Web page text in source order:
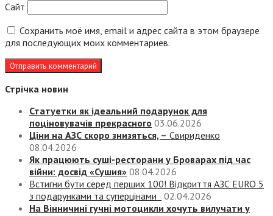
Сайт
Сохранить моё имя, email и адрес сайта в этом браузере
для последующих моих комментариев.
Стрічка новин
Статуетки як ідеальний подарунок для
поціновувачів прекрасного 03.06.2026
Ціни на АЗС скоро знизяться, – Свириденко
08.04.2026
Як працюють суші-ресторани у Броварах під час
війни: досвід «Сушия» 08.04.2026
Встигни бути серед перших 100! Відкриття АЗС EURO 5
з подарунками та суперцінами
02.04.2026
На Вінничині гучні мотоцикли хочуть вилучати у